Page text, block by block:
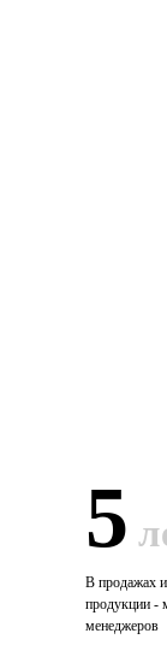
5
В продажах и
продукции -
менеджеров